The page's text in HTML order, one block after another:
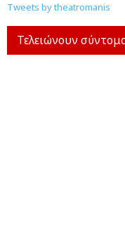
Tweets by theatromanis
Τελειώνουν